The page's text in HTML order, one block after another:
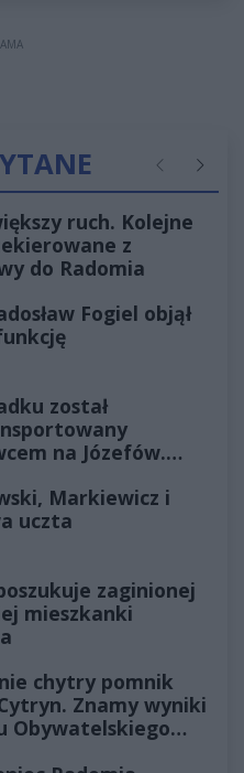
Poprzednie
ruch. Kolejne
z
do Radomia
Fogiel objął
został
na Józefów.
Markiewicz i
uczta
zaginionej
mieszkanki
chytry pomnik
Znamy wyniki
Obywatelskiego